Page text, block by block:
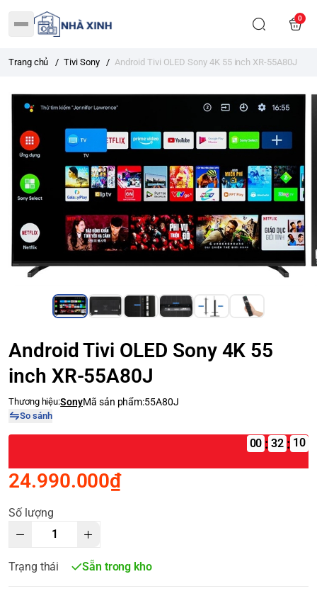
0
Trang chủ / Tivi Sony / Android Tivi OLED Sony 4K 55 inch XR-55A80J
Android Tivi OLED Sony 4K 55
inch XR-55A80J
Thương hiệu:SonyMã sản phẩm:55A80J
So sánh
00 : :
24.990.000₫
Số lượng
Trạng thái Sẵn trong kho